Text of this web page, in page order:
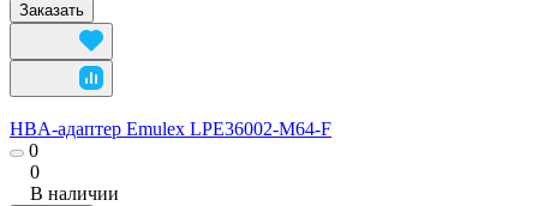
Заказать
HBA-адаптер Emulex LPE36002-M64-F
0
0
В наличии